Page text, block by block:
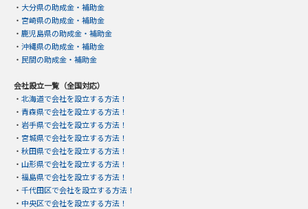
・ 大分県の助成金・補助金
・ 宮崎県の助成金・補助金
・ 鹿児島県の助成金・補助金
・ 沖縄県の助成金・補助金
・ 民間の助成金・補助金
会社設立一覧（全国対応）
・ 北海道で会社を設立する方法！
・ 青森県で会社を設立する方法！
・ 岩手県で会社を設立する方法！
・ 宮城県で会社を設立する方法！
・ 秋田県で会社を設立する方法！
・ 山形県で会社を設立する方法！
・ 福島県で会社を設立する方法！
・ 千代田区で会社を設立する方法！
・ 中央区で会社を設立する方法！